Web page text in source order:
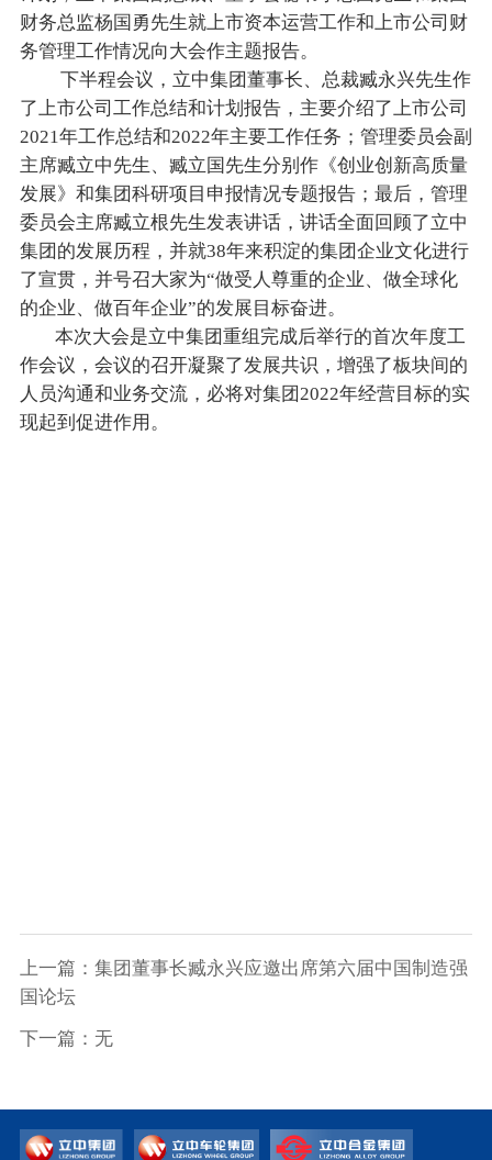
财务总监杨国勇先生就上市资本运营工作和上市公司财
务管理工作情况向大会作主题报告。
下半程会议，立中集团董事长、总裁臧永兴先生作
了上市公司工作总结和计划报告，主要介绍了上市公司
2021年工作总结和2022年主要工作任务；管理委员会副
主席臧立中先生、臧立国先生分别作《创业创新高质量
发展》和集团科研项目申报情况专题报告；最后，管理
委员会主席臧立根先生发表讲话，讲话全面回顾了立中
集团的发展历程，并就38年来积淀的集团企业文化进行
了宣贯，并号召大家为“做受人尊重的企业、做全球化
的企业、做百年企业”的发展目标奋进。
本次大会是立中集团重组完成后举行的首次年度工
作会议，会议的召开凝聚了发展共识，增强了板块间的
人员沟通和业务交流，必将对集团2022年经营目标的实
现起到促进作用。
上一篇：集团董事长臧永兴应邀出席第六届中国制造强
国论坛
下一篇：无